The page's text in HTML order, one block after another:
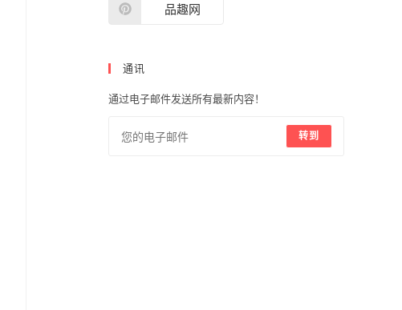
品趣网
通讯
通过电子邮件发送所有最新内容！
转到